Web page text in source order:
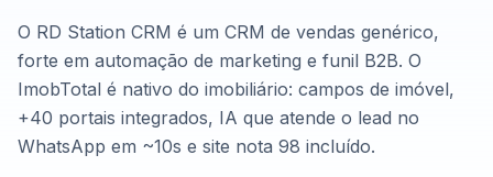
O RD Station CRM é um CRM de vendas genérico,
forte em automação de marketing e funil B2B. O
ImobTotal é nativo do imobiliário: campos de imóvel,
+40 portais integrados, IA que atende o lead no
WhatsApp em ~10s e site nota 98 incluído.